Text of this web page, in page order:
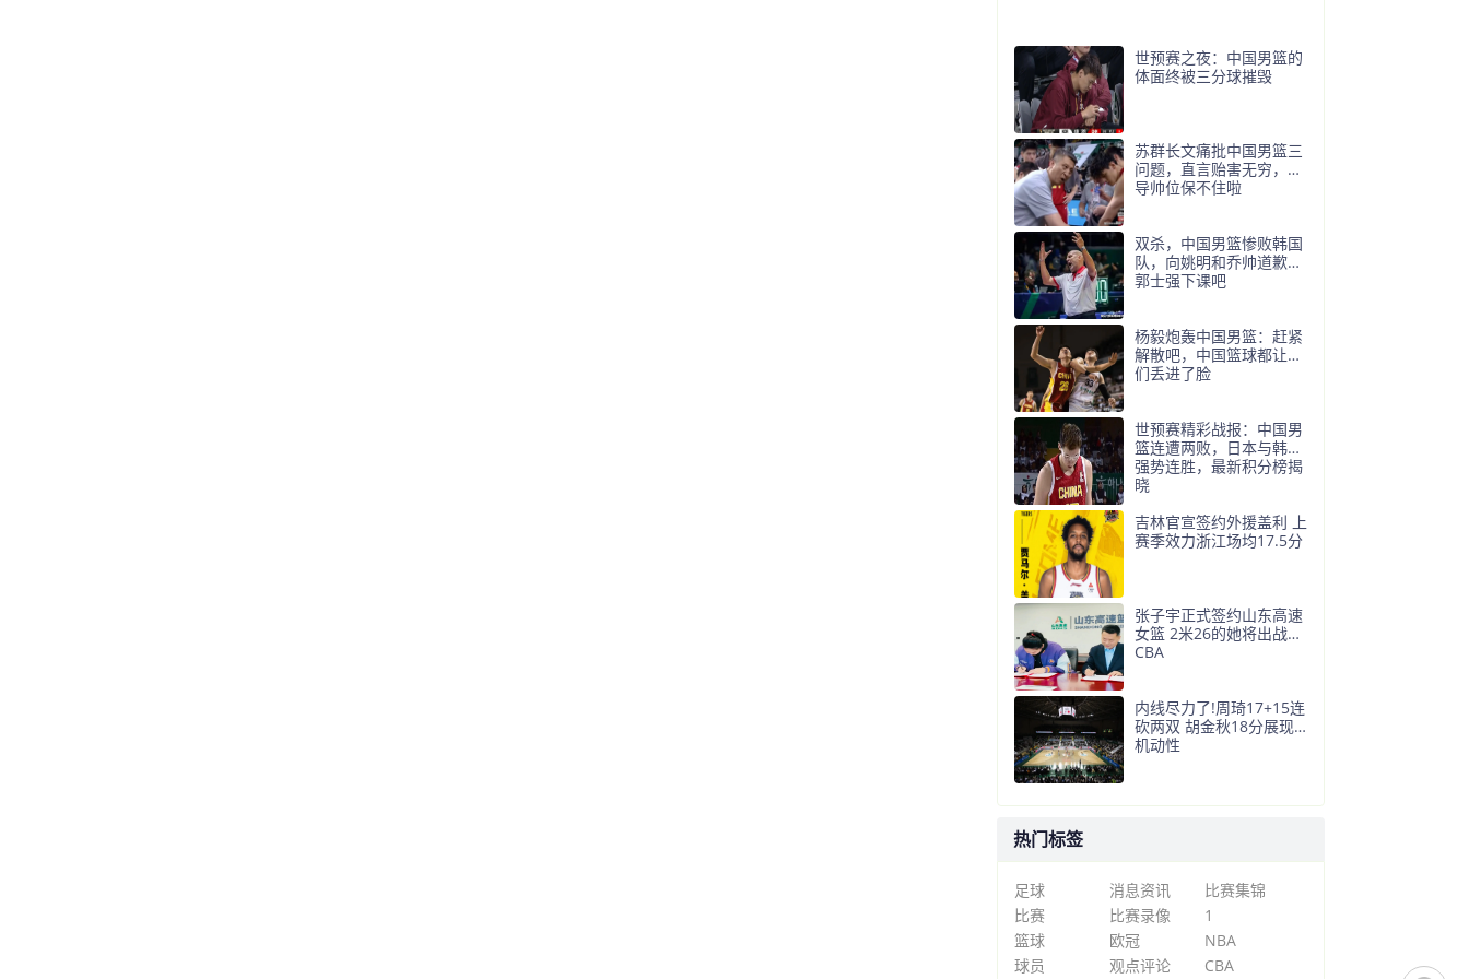
世预赛之夜：中国男篮的
体面终被三分球摧毁
苏群长文痛批中国男篮三
问题，直言贻害无穷，郭
导帅位保不住啦
双杀，中国男篮惨败韩国
队，向姚明和乔帅道歉，
郭士强下课吧
杨毅炮轰中国男篮：赶紧
解散吧，中国篮球都让你
们丢进了脸
世预赛精彩战报：中国男
篮连遭两败，日本与韩国
强势连胜，最新积分榜揭
晓
吉林官宣签约外援盖利 上
赛季效力浙江场均17.5分
张子宇正式签约山东高速
女篮 2米26的她将出战W
CBA
内线尽力了!周琦17+15连
砍两双 胡金秋18分展现
机动性
热门标签
足球 消息资讯
比赛集锦
比赛
比赛录像
1
篮球
欧冠
NBA
球员
观点评论 CBA